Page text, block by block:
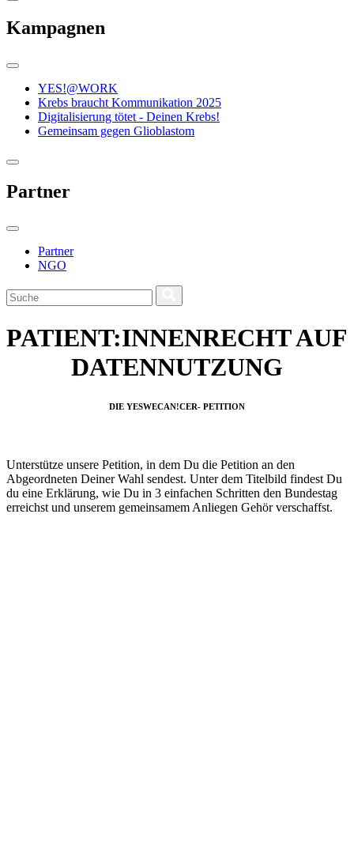
Kampagnen
YES!@WORK
Krebs braucht Kommunikation 2025
Digitalisierung tötet - Deinen Krebs!
Gemeinsam gegen Glioblastom
Partner
Partner
NGO
PATIENT:INNENRECHT AUF
DATENNUTZUNG
DIE YESWECAN!CER- PETITION
Unterstütze unsere Petition, in dem Du die Petition an den
Abgeordneten Deiner Wahl sendest. Unter dem Titelbild findest Du
du eine Erklärung, wie Du in 3 einfachen Schritten den Bundestag
erreichst und unserem gemeinsamem Anliegen Gehör verschaffst.